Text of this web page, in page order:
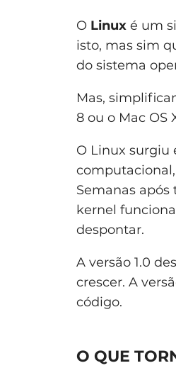
O Linux é um
isto, mas sim
do sistema
Mas,
8 ou o Mac OS
O Linux surgiu
Semanas
kernel
despontar.
A versão 1.0
crescer. A
código.
O QUE